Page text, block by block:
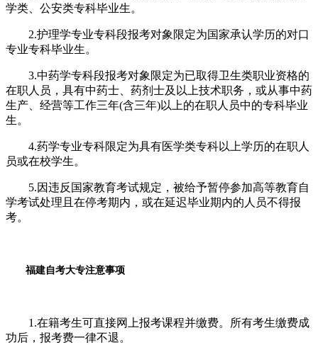
学类、公安类专科毕业生。
2.护理学专业专科段报考对象限定为国家承认学历的对口
专业专科毕业生。
3.中药学专科段报考对象限定为已取得卫生类职业资格的
在职人员，具有中药士、药剂士及以上技术职务，或从事中药
生产、经营等工作三年(含三年)以上的在职人员中的专科毕业
生。
4.药学专业专科限定为具有医学类专科以上学历的在职人
员或在校学生。
5.因违反国家教育考试规定，被给予暂停参加高等教育自
学考试处理且在停考期内，或在延迟毕业期内的人员不得报
考。
福建自考大专注意事项
1.在籍考生可直接网上报考课程并缴费。所有考生缴费成
功后，报考费一律不退。